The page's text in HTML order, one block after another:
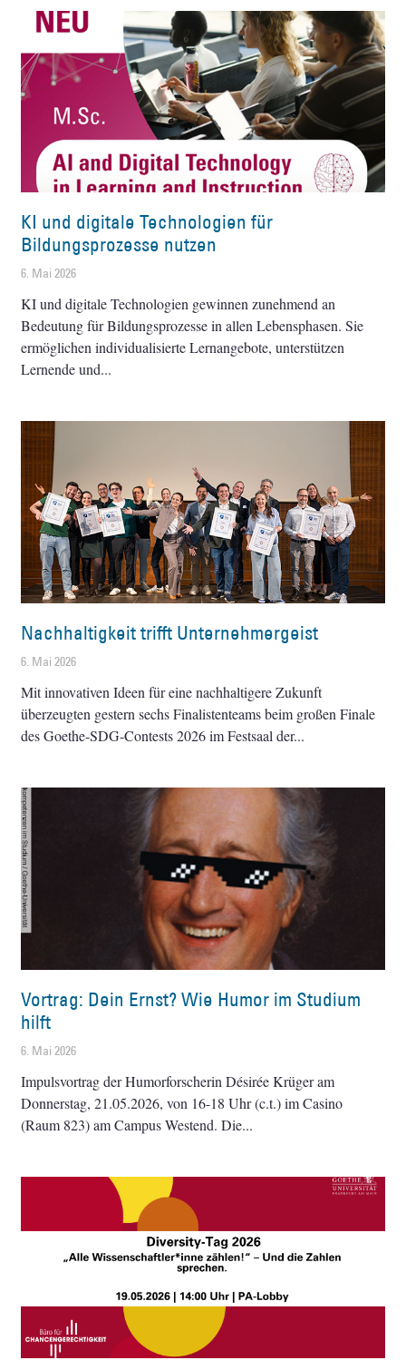
KI und digitale Technologien für
Bildungsprozesse nutzen
6. Mai 2026
KI und digitale Technologien gewinnen zunehmend an
Bedeutung für Bildungsprozesse in allen Lebensphasen. Sie
ermöglichen individualisierte Lernangebote, unterstützen
Lernende und
Nachhaltigkeit trifft Unternehmergeist
6. Mai 2026
Mit innovativen Ideen für eine nachhaltigere Zukunft
überzeugten gestern sechs Finalistenteams beim großen Finale
des Goethe-SDG-Contests 2026 im Festsaal der
Vortrag: Dein Ernst? Wie Humor im Studium
hilft
6. Mai 2026
Impulsvortrag der Humorforscherin Désirée Krüger am
Donnerstag, 21.05.2026, von 16-18 Uhr (c.t.) im Casino
(Raum 823) am Campus Westend. Die